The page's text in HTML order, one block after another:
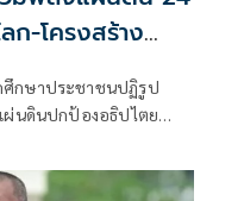
ก-โครงสร้าง
ศึกษาประชาชนปฏิรูป
ผ่นดินปกป้องอธิปไตย